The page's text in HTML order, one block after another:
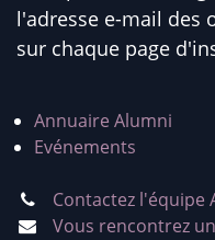
l'adresse e-mail des
sur chaque page
Annuaire Alumni
Evénements
Contactez l'équipe
Vous rencontrez